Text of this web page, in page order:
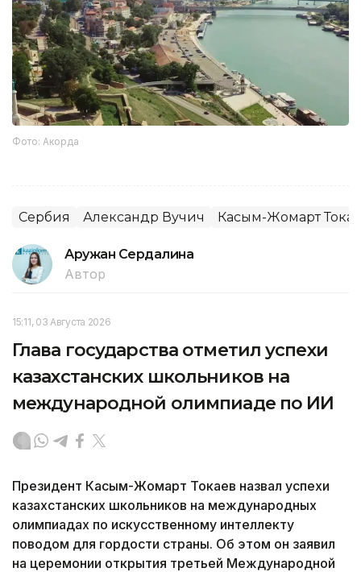
Фото: Акорда
Сербия Александр Вучич Касым-Жомарт
Аружан Сердалина
Автор
15:11, 03 Августа 2026
Глава государства отметил успехи
казахстанских школьников на
международной олимпиаде по ИИ
Президент Касым-Жомарт Токаев назвал успехи
казахстанских школьников на международных
олимпиадах по искусственному интеллекту
поводом для гордости страны. Об этом он заявил
на церемонии открытия третьей Международной